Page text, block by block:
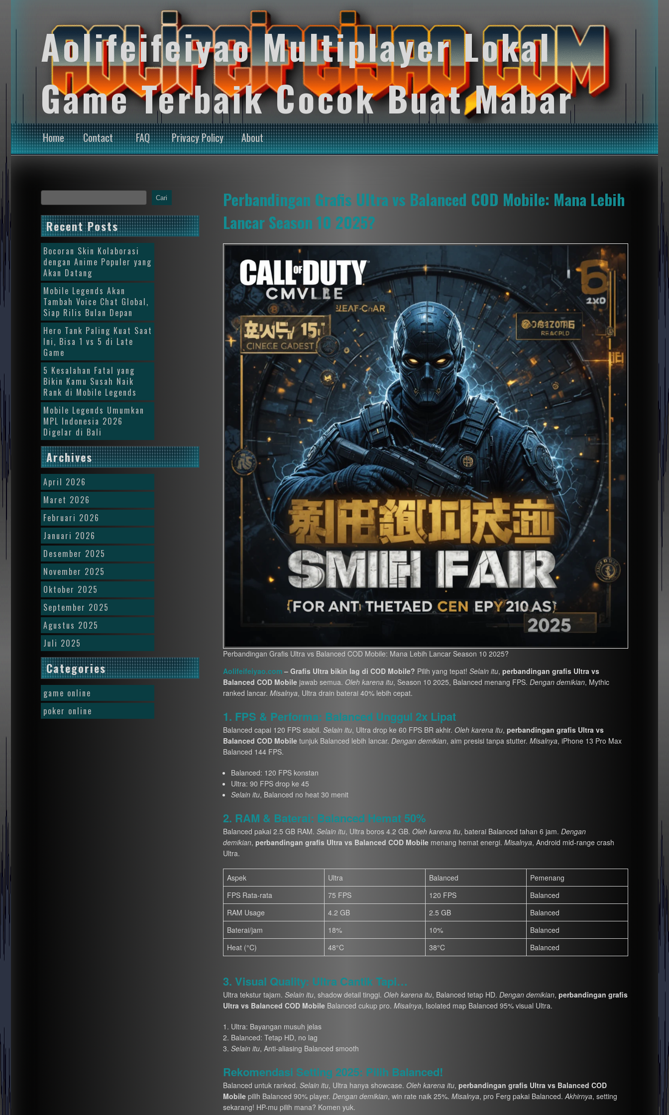
Aolifeifeiyao Multiplayer Lokal
Game Terbaik Cocok Buat Mabar
Home Contact FAQ Privacy Policy About
Perbandingan Grafis Ultra vs Balanced COD Mobile: Mana Lebih
Lancar Season 10 2025?
Perbandingan Grafis Ultra vs Balanced COD Mobile: Mana Lebih Lancar Season 10 2025?
Aolifeifeiyao.com– Grafis Ultra bikin lag di COD Mobile? Pilih yang tepat! Selain itu, perbandingan grafis Ultra vs
Balanced COD Mobilejawab semua. Oleh karena itu, Season 10 2025, Balanced menang FPS. Dengan demikian, Mythic
ranked lancar. Misalnya, Ultra drain baterai 40% lebih cepat.
1. FPS & Performa: Balanced Unggul 2x Lipat
Balanced capai 120 FPS stabil. Selain itu, Ultra drop ke 60 FPS BR akhir. Oleh karena itu, perbandingan grafis Ultra vs
Balanced COD Mobiletunjuk Balanced lebih lancar. Dengan demikian, aim presisi tanpa stutter. Misalnya, iPhone 13 Pro Max
Balanced 144 FPS.
Balanced: 120 FPS konstan
Ultra: 90 FPS drop ke 45
Selain itu, Balanced no heat 30 menit
2. RAM & Baterai: Balanced Hemat 50%
Balanced pakai 2.5 GB RAM. Selain itu, Ultra boros 4.2 GB. Oleh karena itu, baterai Balanced tahan 6 jam. Dengan
demikian, perbandingan grafis Ultra vs Balanced COD Mobilemenang hemat energi. Misalnya, Android mid-range crash
Ultra.
Aspek Ultra Balanced
Pemenang
FPS Rata-rata
75 FPS 120 FPS
Balanced
RAM Usage
4.2 GB 2.5 GB
Balanced
Baterai/jam
18% 10%
Balanced
Heat (°C)
48°C 38°C Balanced
3. Visual Quality: Ultra Cantik Tapi…
Ultra tekstur tajam. Selain itu, shadow detail tinggi. Oleh karena itu, Balanced tetap HD. Dengan demikian, perbandingan grafis
Ultra vs Balanced COD MobileBalanced cukup pro. Misalnya, Isolated map Balanced 95% visual Ultra.
Ultra: Bayangan musuh jelas
Balanced: Tetap HD, no lag
Selain itu, Anti-aliasing Balanced smooth
Rekomendasi Setting 2025: Pilih Balanced!
Balanced untuk ranked. Selain itu, Ultra hanya showcase. Oleh karena itu, perbandingan grafis Ultra vs Balanced COD
Mobilepilih Balanced 90% player. Dengan demikian, win rate naik 25%. Misalnya, pro Ferg pakai Balanced.Akhirnya, setting
sekarang! HP-mu pilih mana? Komen yuk.
Cari
Recent Posts
Bocoran Skin Kolaborasi
dengan Anime Populer yang
Akan Datang
Mobile Legends Akan
Tambah Voice Chat Global,
Siap Rilis Bulan Depan
Hero Tank Paling Kuat Saat
Ini, Bisa 1 vs 5 di Late
Game
5 Kesalahan Fatal yang
Bikin Kamu Susah Naik
Rank di Mobile Legends
Mobile Legends Umumkan
MPL Indonesia 2026
Digelar di Bali
Archives
April 2026
Maret 2026
Februari 2026
Januari 2026
Desember 2025
November 2025
Oktober 2025
September 2025
Agustus 2025
Juli 2025
Categories
game online
poker online